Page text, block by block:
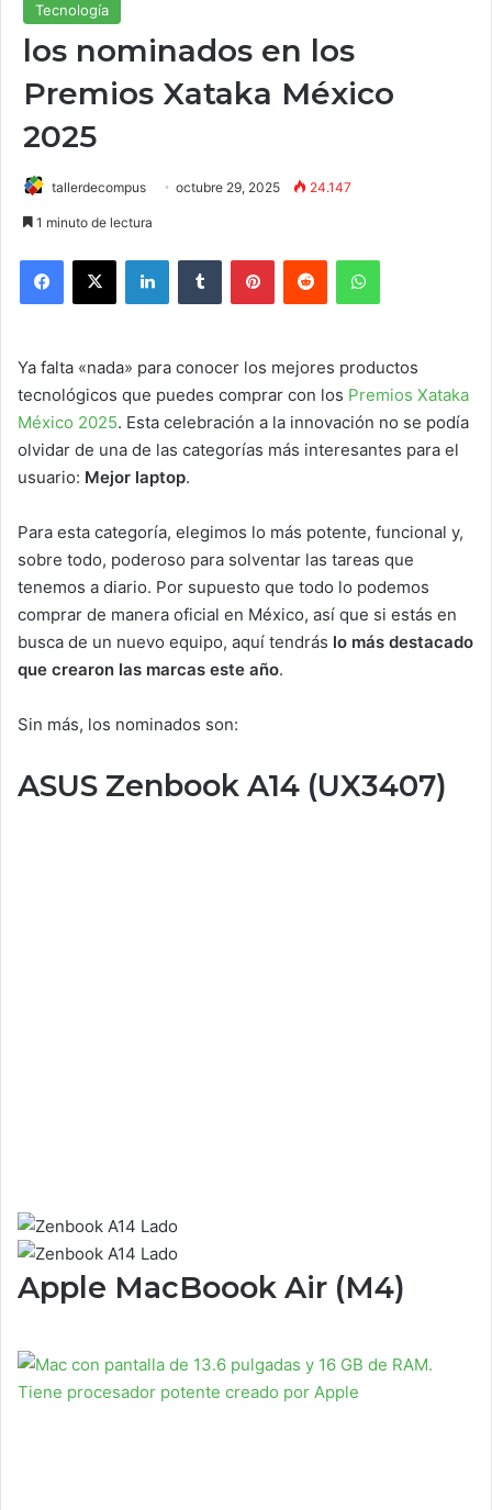
Tecnología
los nominados en los
Premios Xataka México
2025
tallerdecompus octubre 29, 2025 24.147
1 minuto de lectura
Ya falta «nada» para conocer los mejores productos
tecnológicos que puedes comprar con los Premios Xataka
México 2025. Esta celebración a la innovación no se podía
olvidar de una de las categorías más interesantes para el
usuario: Mejor laptop.
Para esta categoría, elegimos lo más potente, funcional y,
sobre todo, poderoso para solventar las tareas que
tenemos a diario. Por supuesto que todo lo podemos
comprar de manera oficial en México, así que si estás en
busca de un nuevo equipo, aquí tendrás lo más destacado
que crearon las marcas este año.
Sin más, los nominados son:
ASUS Zenbook A14 (UX3407)
Apple MacBoook Air (M4)